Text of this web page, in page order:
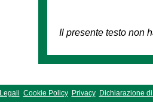
Il presente testo non
Cookie Policy Privacy
Dichiarazione